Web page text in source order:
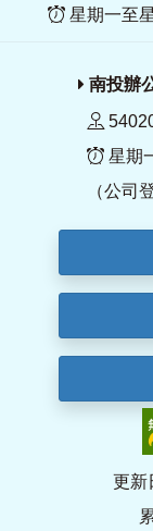
星期一至
南投辦
星期
（公司
更新